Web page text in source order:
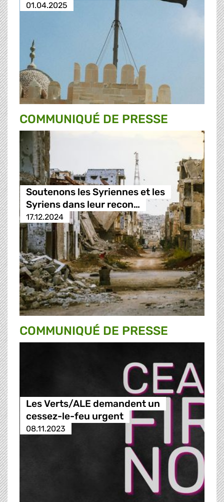
01.04.2025
COMMUNIQUÉ DE PRESSE
Soutenons les Syriennes et les
Syriens dans leur recon…
17.12.2024
COMMUNIQUÉ DE PRESSE
Les Verts/ALE demandent un
cessez-le-feu urgent
08.11.2023